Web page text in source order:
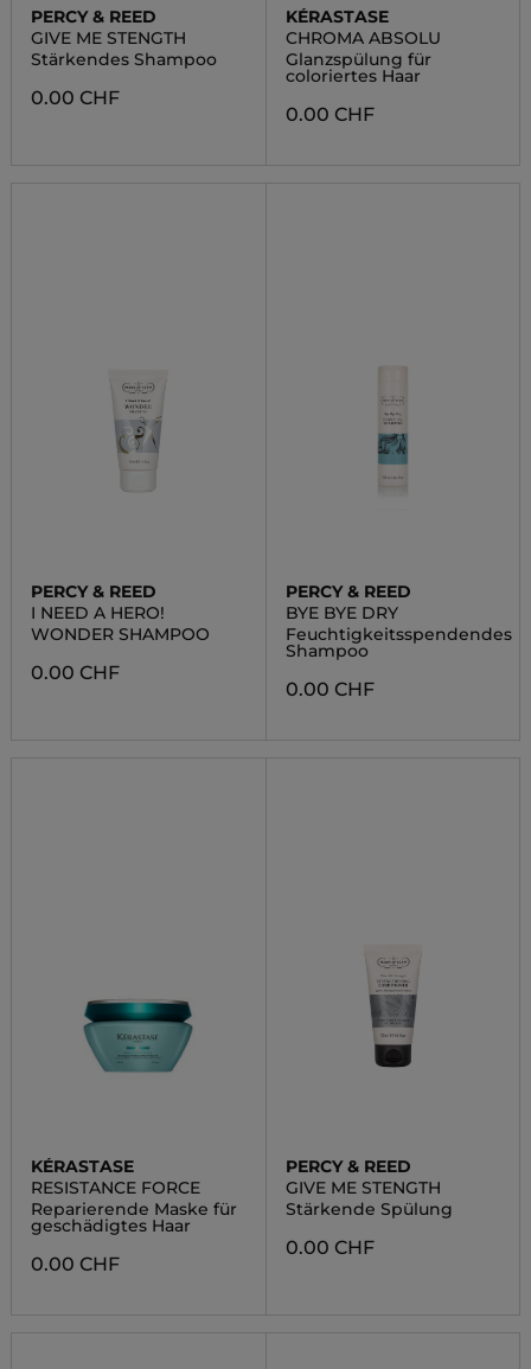
PERCY & REED
GIVE ME STENGTH
Stärkendes Shampoo
0.00 CHF
KÉRASTASE
CHROMA ABSOLU
Glanzspülung für
coloriertes Haar
0.00 CHF
PERCY & REED
I NEED A HERO!
WONDER SHAMPOO
0.00 CHF
PERCY & REED
BYE BYE DRY
Feuchtigkeitsspendendes
Shampoo
0.00 CHF
KÉRASTASE
RESISTANCE FORCE
Reparierende Maske für
geschädigtes Haar
0.00 CHF
PERCY & REED
GIVE ME STENGTH
Stärkende Spülung
0.00 CHF